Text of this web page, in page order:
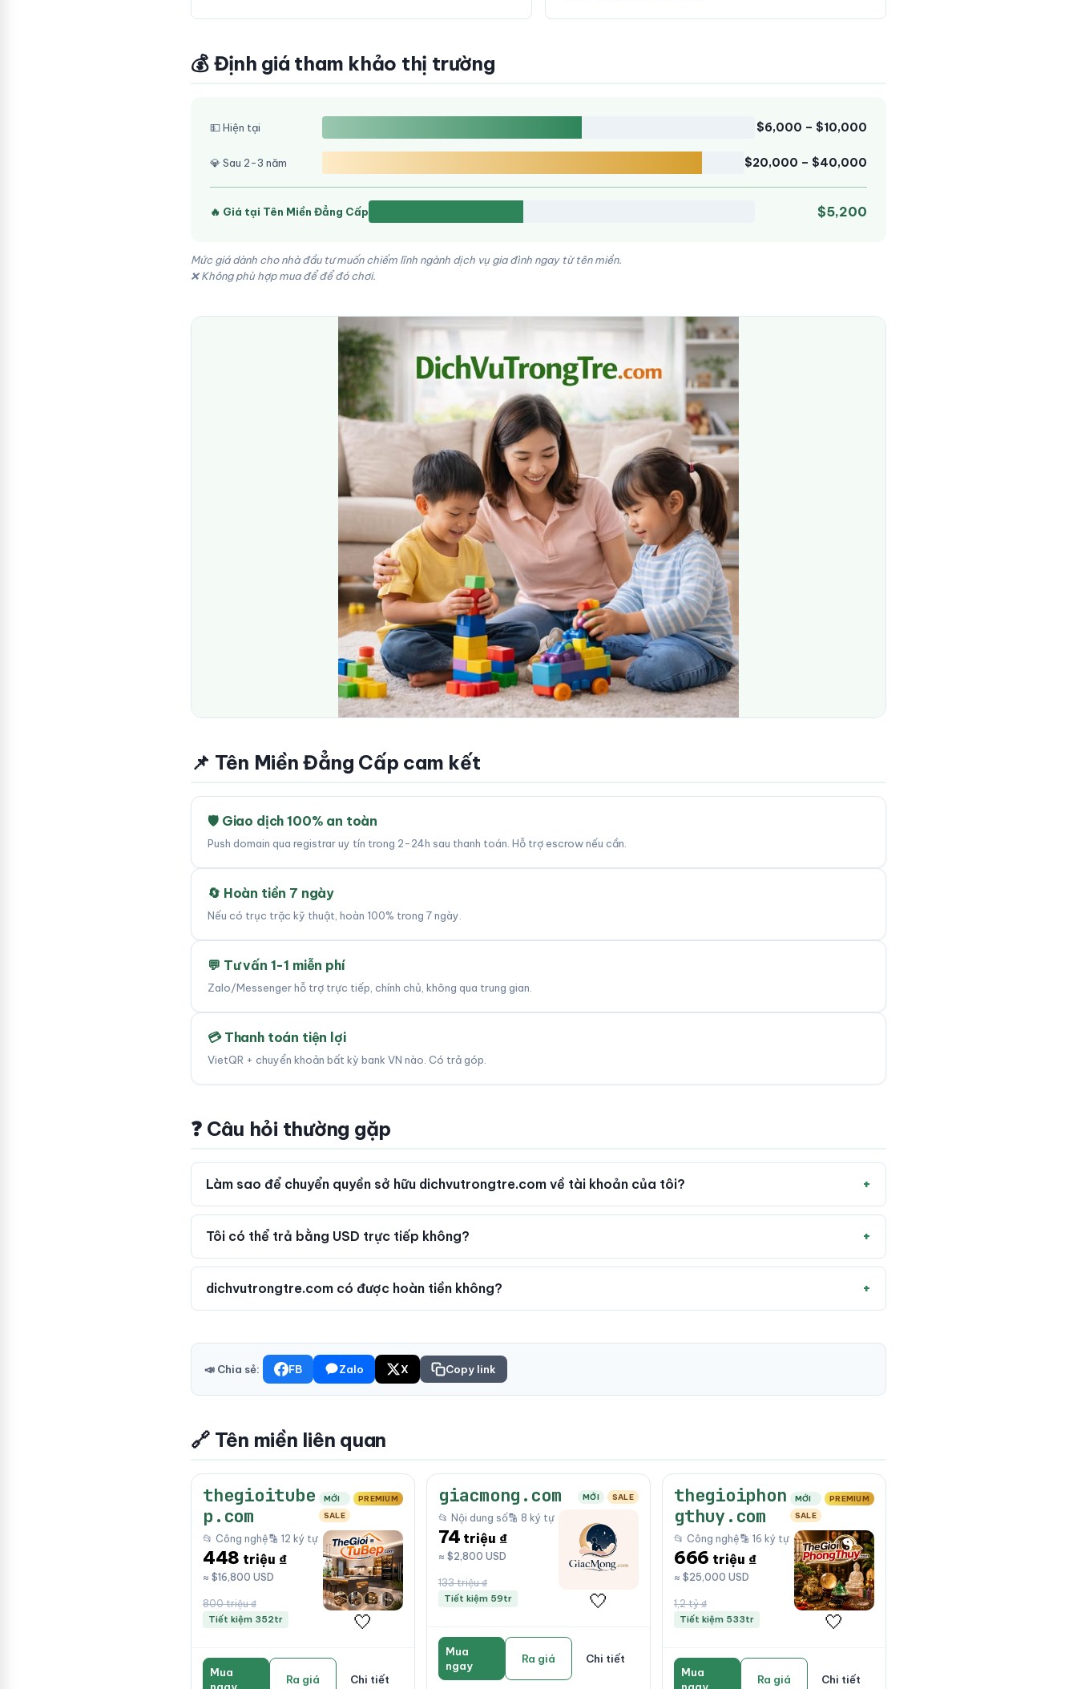
💰 Định giá tham khảo thị trường
💵 Hiện tại $6,000 – $10,000
💎 Sau 2-3 năm $20,000 – $40,000
🔥 Giá tại Tên Miền Đẳng Cấp $5,200
Mức giá dành cho nhà đầu tư muốn chiếm lĩnh ngành dịch vụ gia đình ngay từ tên miền.
❌ Không phù hợp mua để để đó chơi.
📌 Tên Miền Đẳng Cấp cam kết
🛡 Giao dịch 100% an toàn
Push domain qua registrar uy tín trong 2-24h sau thanh toán. Hỗ trợ escrow nếu cần.
🔄 Hoàn tiền 7 ngày
Nếu có trục trặc kỹ thuật, hoàn 100% trong 7 ngày.
💬 Tư vấn 1-1 miễn phí
Zalo/Messenger hỗ trợ trực tiếp, chính chủ, không qua trung gian.
💳 Thanh toán tiện lợi
VietQR + chuyển khoản bất kỳ bank VN nào. Có trả góp.
❓ Câu hỏi thường gặp
Làm sao để chuyển quyền sở hữu dichvutrongtre.com về tài khoản của tôi?
Tôi có thể trả bằng USD trực tiếp không?
dichvutrongtre.com có được hoàn tiền không?
📣 Chia sẻ: FB Zalo X Copy link
🔗 Tên miền liên quan
thegioitube
p.com
MỚI
PREMIUM
SALE
📂 Công nghệ🔡 12 ký tự
448 triệu ₫
≈ $16,800 USD
800 triệu ₫
Tiết kiệm 352tr 🤍
Mua
Ra giá Chi tiết
giacmong.com MỚI SALE
📂 Nội dung số🔡 8 ký tự
74 triệu ₫
≈ $2,800 USD
133 triệu ₫
Tiết kiệm 59tr 🤍
Mua
ngay
Ra giá Chi tiết
thegioiphon
gthuy.com
MỚI
PREMIUM
SALE
📂 Công nghệ🔡 16 ký tự
666 triệu ₫
≈ $25,000 USD
1,2 tỷ ₫
Tiết kiệm 533tr 🤍
Mua
Ra giá Chi tiết